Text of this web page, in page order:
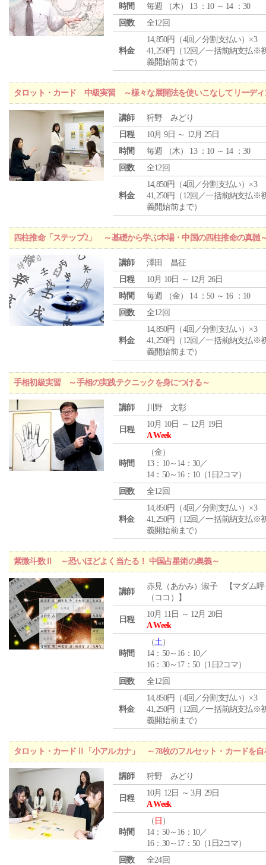
時間 毎週 （木） 13 ：10 ～ 14 ：30
回数
全12回
料金
14,850円（4回／分割支払い）×3
41,250円（12回／一括前納支払※
義開始前まで）
タロット・カード 中級実習 ～様々な展開法を使いこなしてリーディ
講師
狩野 みどり
日程
10月 9日 ～ 12月 25日
時間
毎週 （木） 13 ：10 ～ 14 ：30
回数
全12回
料金
14,850円（4回／分割支払い）×3
41,250円（12回／一括前納支払※
義開始前まで）
四柱推命「ステップ2」 ～基礎から学ぶ本場・中国の四柱推命の真髄
講師
澤田 昌征
日程
10月 10日 ～ 12月 26日
時間
毎週 （金） 14 ：50 ～ 16 ：10
回数
全12回
料金
14,850円（4回／分割支払い）×3
41,250円（12回／一括前納支払※
義開始前まで）
手相初級実習 ～手相の実践テクニックを身につける～
講師 川野 文彰
日程
10月 10日 ～ 12月 19日
A Week
時間
（金）
13：10～14：30／
14：50～16：10（1日2コマ）
回数
全12回
料金
14,850円（4回／分割支払い）×3
41,250円（12回／一括前納支払※
義開始前まで）
紫微斗数Ⅱ ～恐いほどよく当たる！ 中国占星術の奥義～
講師
赤見（あかみ）淑子 【マダム呼
（ココ）】
日程
10月 11日 ～ 12月 20日
A Week
時間
（土）
14：50～16：10／
16：30～17：50（1日2コマ）
回数
全12回
料金
14,850円（4回／分割支払い）×3
41,250円（12回／一括前納支払※
義開始前まで）
タロット・カードⅡ「小アルカナ」 ～78枚のフルセット・カードを自
講師 狩野 みどり
日程
10月 12日 ～ 3月 29日
A Week
時間
（ 日 ）
14：50～16：10／
16：30～17：50（1日2コマ）
回数
全24回